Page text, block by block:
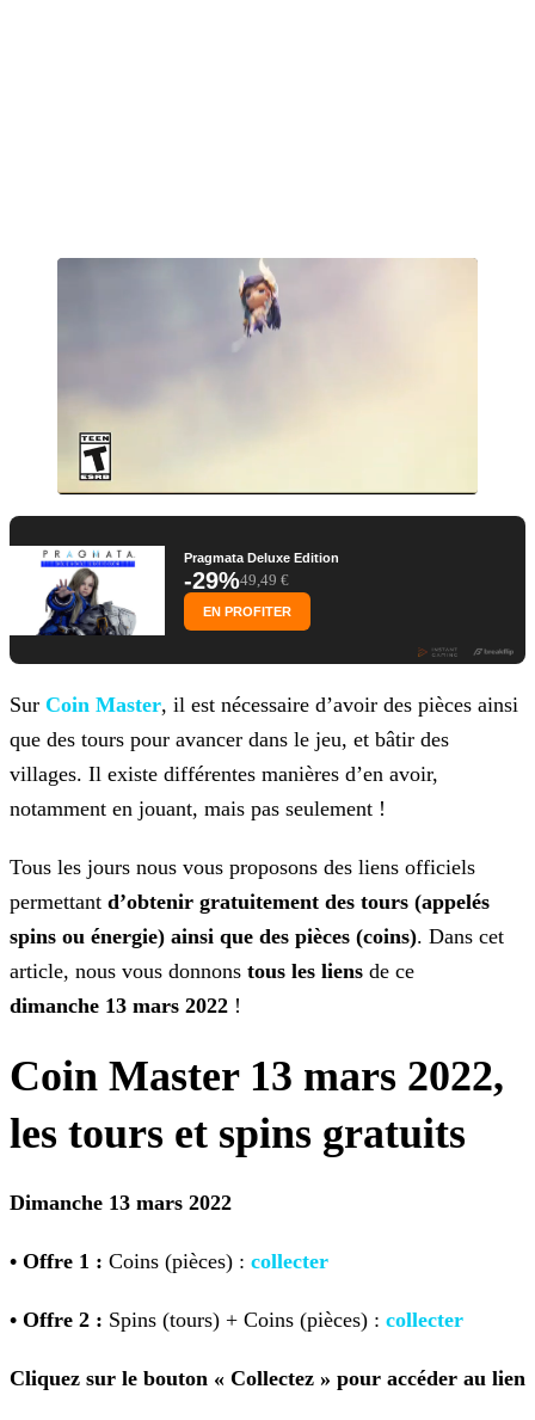
Pragmata Deluxe Edition
-29%49,49 €
EN PROFITER
Sur Coin Master, il est nécessaire d’avoir des pièces ainsi
que des tours pour avancer dans le jeu, et bâtir des
villages. Il existe différentes manières d’en avoir,
notamment en jouant, mais pas seulement !
Tous les jours nous vous proposons des liens officiels
permettant d’obtenir gratuitement des tours (appelés
spins ou énergie) ainsi que des pièces (coins). Dans cet
article, nous vous donnons tous les liens de ce
dimanche 13 mars 2022 !
Coin Master 13 mars 2022,
les tours et spins gratuits
Dimanche 13 mars 2022
• Offre 1 : Coins (pièces) : collecter
• Offre 2 : Spins (tours) + Coins (pièces) : collecter
Cliquez sur le bouton « Collectez » pour accéder au lien